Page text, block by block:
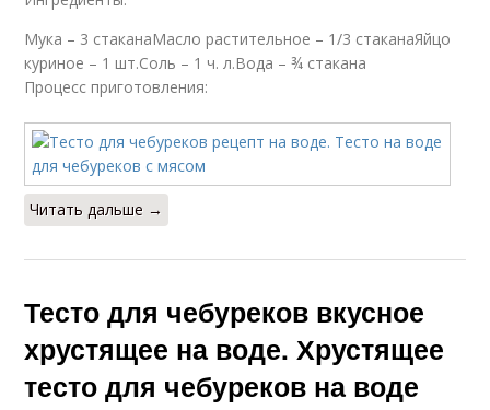
Мука – 3 стаканаМасло растительное – 1/3 стаканаЯйцо
куриное – 1 шт.Соль – 1 ч. л.Вода – ¾ стакана
Процесс приготовления:
Читать дальше →
Тесто для чебуреков вкусное
хрустящее на воде. Хрустящее
тесто для чебуреков на воде